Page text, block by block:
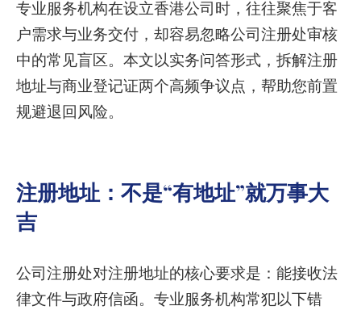
专业服务机构在设立香港公司时，往往聚焦于客
户需求与业务交付，却容易忽略公司注册处审核
中的常见盲区。本文以实务问答形式，拆解注册
地址与商业登记证两个高频争议点，帮助您前置
规避退回风险。
注册地址：不是“有地址”就万事大
吉
公司注册处对注册地址的核心要求是：能接收法
律文件与政府信函。专业服务机构常犯以下错